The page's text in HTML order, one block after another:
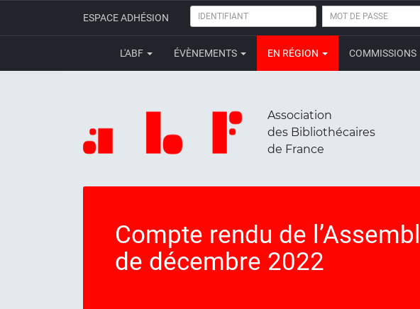
ESPACE ADHÉSION IDENTIFIANT
MOT
PASSE
L'ABF ÉVÈNEMENTS EN RÉGION COMMISSIONS
Association
des Bibliothécaires
de France
Compte rendu de
de décembre 2022